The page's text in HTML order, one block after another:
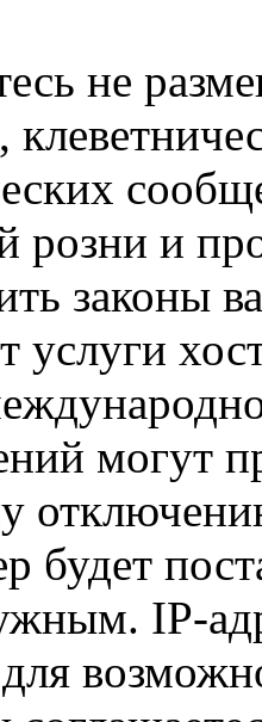
не
розни и
законы
услуги
могут
будет
IP-